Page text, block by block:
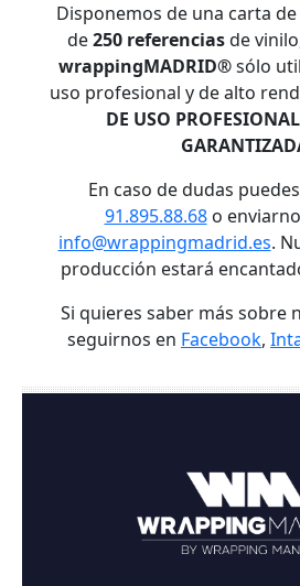
Disponemos de una carta
de250 referenciasde
wrappingMADRID®sólo
uso profesional y de alto
DE USO
En caso de dudas
91.895.88.68o
info@wrappingmadrid.es.
producción estará
Si quieres saber más sobre
seguirnos en Facebook,